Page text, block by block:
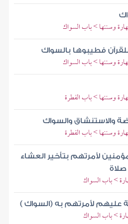
وسننها > باب السواك
فطيبوها بالسواك
وسننها > باب السواك
وسننها > باب الفطرة
والاستنشاق والسواك
وسننها > باب الفطرة
لأمرتهم بتأخير العشاء
> باب السواك
عليهم لأمرتهم به (السواك )
> باب السواك